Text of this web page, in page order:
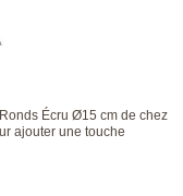
Écru Ø15 cm de chez
ajouter une touche